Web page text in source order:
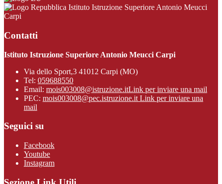
Istituto Istruzione Superiore Antonio Meucci
Carpi
Contatti
Istituto Istruzione Superiore Antonio Meucci Carpi
Via dello Sport,3 41012 Carpi (MO)
Tel: 059688550
Email: mois003008@istruzione.itLink per inviare una mail
PEC: mois003008@pec.istruzione.it Link per inviare una
mail
Seguici su
Facebook
Youtube
Instagram